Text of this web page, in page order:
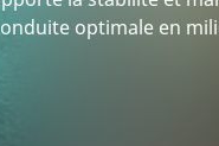
optimale en